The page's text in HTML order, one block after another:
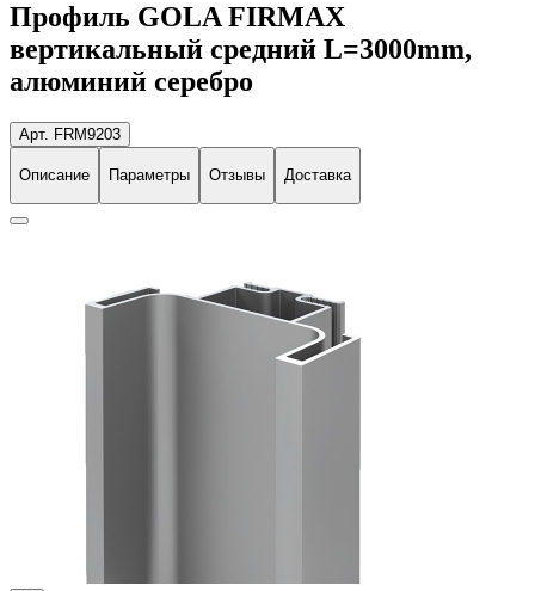
Профиль GOLA FIRMAX
вертикальный средний L=3000mm,
алюминий серебро
Арт. FRM9203
Описание Параметры Отзывы Доставка